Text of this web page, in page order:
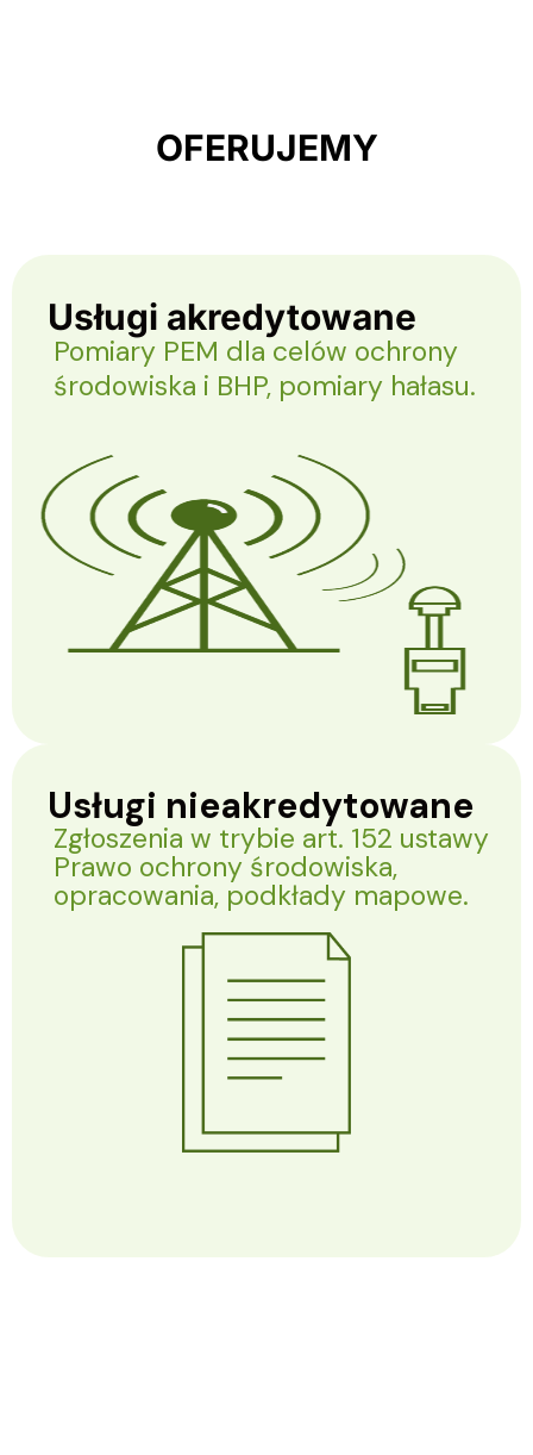
OFERUJEMY
Usługi akredytowane
Pomiary PEM dla celów ochrony
środowiska i BHP, pomiary hałasu.
Usługi nieakredytowane
Zgłoszenia w trybie art. 152 ustawy
Prawo ochrony środowiska,
opracowania, podkłady mapowe.